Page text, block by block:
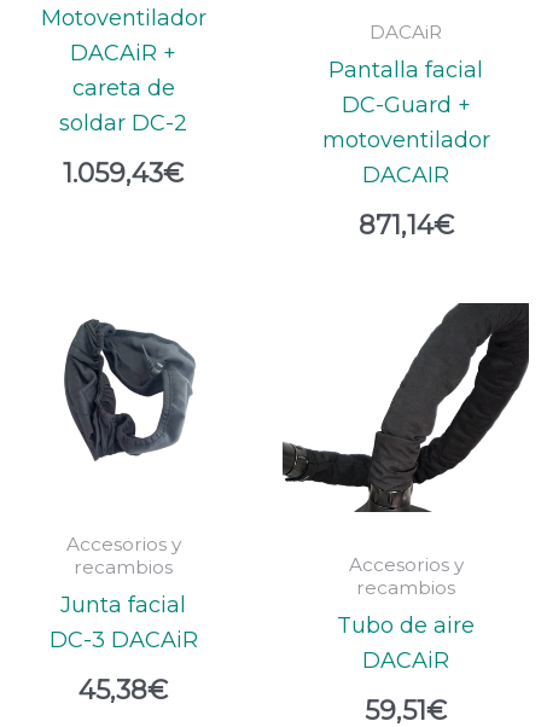
Motoventilador
DACAiR +
careta de
soldar DC-2
1.059,43€
DACAiR
Pantalla facial
DC-Guard +
motoventilador
DACAIR
871,14€
Accesorios y
recambios
Junta facial
DC-3 DACAiR
45,38€
Accesorios y
recambios
Tubo de aire
DACAiR
59,51€